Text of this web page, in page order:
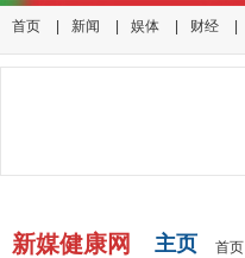
首页 新闻 娱体 财经
新媒健康网 主页 首页